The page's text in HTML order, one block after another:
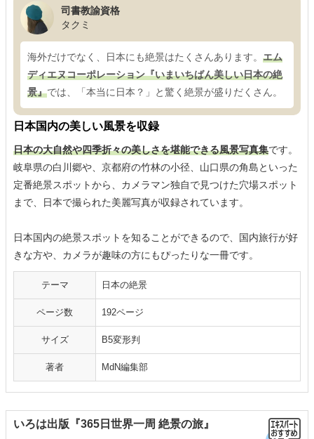
司書教諭資格
タクミ
海外だけでなく、日本にも絶景はたくさんあります。 エム
ディエヌコーポレーション『いまいちばん美しい日本の絶
景』では、「本当に日本？」と驚く絶景が盛りだくさん。
日本国内の美しい風景を収録
日本の大自然や四季折々の美しさを堪能できる風景写真集です。
岐阜県の白川郷や、京都府の竹林の小径、山口県の角島といった
定番絶景スポットから、カメラマン独自で見つけた穴場スポット
まで、日本で撮られた美麗写真が収録されています。
日本国内の絶景スポットを知ることができるので、国内旅行が好
きな方や、カメラが趣味の方にもぴったりな一冊です。
テーマ 日本の絶景
ページ数 192ページ
サイズ B5変形判
著者 MdN編集部
いろは出版『365日世界一周 絶景の旅』